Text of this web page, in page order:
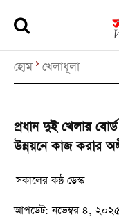
হোম খেলাধূলা
প্রধান দুই খেলার
উন্নয়নে কাজ করার
সকালের কন্ঠ ডেস্ক
আপডেট: নভেম্বর ৪,